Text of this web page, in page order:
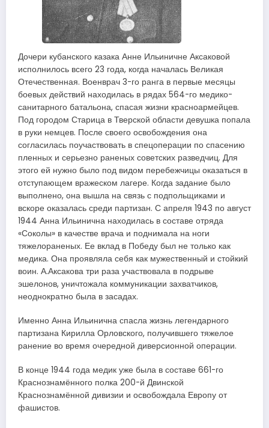
Дочери кубанского казака Анне Ильиничне Аксаковой
исполнилось всего 23 года, когда началась Великая
Отечественная. Военврач 3-го ранга в первые месяцы
боевых действий находилась в рядах 564-го медико-
санитарного батальона, спасая жизни красноармейцев.
Под городом Старица в Тверской области девушка попала
в руки немцев. После своего освобождения она
согласилась поучаствовать в спец­операции по спасению
пленных и серьезно раненых советских разведчиц. Для
этого ей нужно было под видом перебежчицы оказаться в
отступающем вражеском лагере. Когда задание было
выполнено, она вышла на связь с подпольщиками и
вскоре оказалась среди партизан. С апреля 1943 по август
1944 Анна Ильинична находилась в составе отряда
«Соколы» в качестве врача и поднимала на ноги
тяжелораненых. Ее вклад в Победу был не только как
медика. Она проявляла себя как мужественный и стойкий
воин. А.Аксакова три раза участвовала в подрыве
эшелонов, уничтожала коммуникации захватчиков,
неоднократно была в засадах.
Именно Анна Ильинична спасла жизнь легендарного
партизана Кирилла Орловского, получившего тяжелое
ранение во время очередной диверсионной операции.
В конце 1944 года медик уже была в составе 661-го
Краснознамённого полка 200-й Двинской
Краснознамённой дивизии и освобождала Европу от
фашистов.